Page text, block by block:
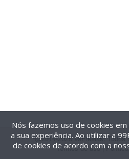
@2014-2026 99Freelas.
Termos de uso|
Nós fazemos uso de cookies
a sua experiência. Ao utilizar a
de cookies de acordo com a